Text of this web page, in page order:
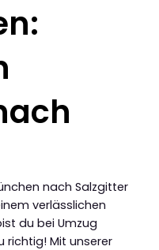
nach Salzgitter
verlässlichen
du bei Umzug
richtig! Mit unserer